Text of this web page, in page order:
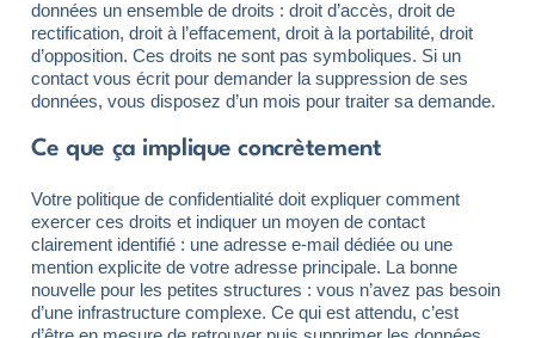
données un ensemble de droits : droit d’accès, droit de
rectification, droit à l’effacement, droit à la portabilité, droit
d’opposition. Ces droits ne sont pas symboliques. Si un
contact vous écrit pour demander la suppression de ses
données, vous disposez d’un mois pour traiter sa demande.
Ce que ça implique concrètement
Votre politique de confidentialité doit expliquer comment
exercer ces droits et indiquer un moyen de contact
clairement identifié : une adresse e-mail dédiée ou une
mention explicite de votre adresse principale. La bonne
nouvelle pour les petites structures : vous n’avez pas besoin
d’une infrastructure complexe. Ce qui est attendu, c’est